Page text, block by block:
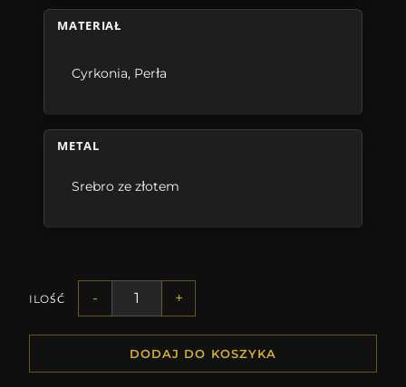
MATERIAŁ
Cyrkonia, Perła
METAL
Srebro ze złotem
ILOŚĆ - +
DODAJ DO KOSZYKA